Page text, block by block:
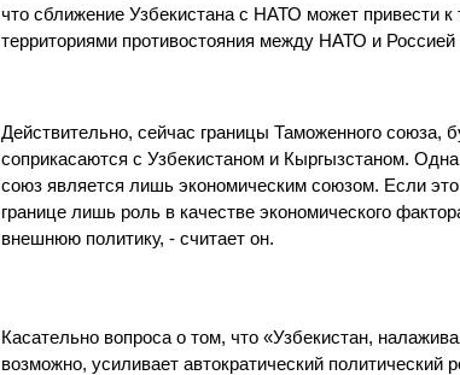
что сближение Узбекистана с НАТО может привести к
территориями противостояния между НАТО и Россией
Действительно, сейчас границы Таможенного союза,
соприкасаются с Узбекистаном и Кыргызстаном.
союз является лишь экономическим союзом. Если это
границе лишь роль в качестве экономического
внешнюю политику, - считает он.
Касательно вопроса о том, что «Узбекистан,
возможно, усиливает автократический